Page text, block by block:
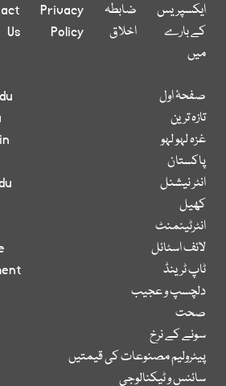
ایکسپریس
کے بارے
میں
ضابطہ
اخلاق
Privacy
Policy
Us
صفحۂ اول
تازہ ترین
غزہ لہو لہو
پاکستان
انٹر نیشنل
کھیل
انٹرٹینمنٹ
لائف اسٹائل
ٹاپ ٹرینڈ
دلچسپ و عجیب
صحت
سونے کے نرخ
پیٹرولیم مصنوعات کی قیمتیں
سائنس و ٹیکنالوجی